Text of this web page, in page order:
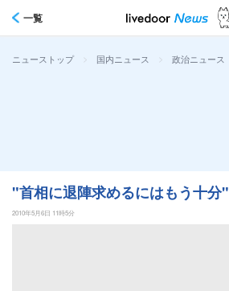
一覧
ニューストップ > 国内ニュース > 政治ニュース
"首相に退陣求めるにはもう十分"
2010年5月6日 11時5分